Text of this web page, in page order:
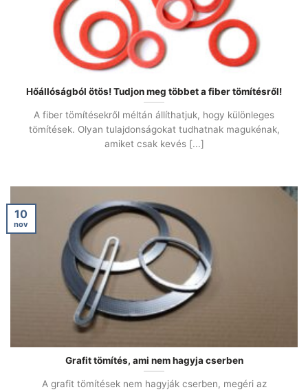
Hőállóságból ötös! Tudjon meg többet a fiber tömítésről!
A fiber tömítésekről méltán állíthatjuk, hogy különleges
tömítések. Olyan tulajdonságokat tudhatnak magukénak,
amiket csak kevés [...]
Grafit tömítés, ami nem hagyja cserben
A grafit tömítések nem hagyják cserben, megéri az
10
nov